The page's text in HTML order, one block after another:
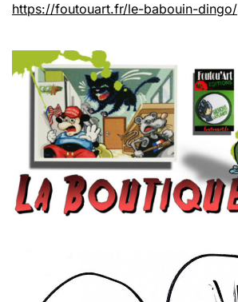
https://foutouart.fr/le-babouin-dingo/